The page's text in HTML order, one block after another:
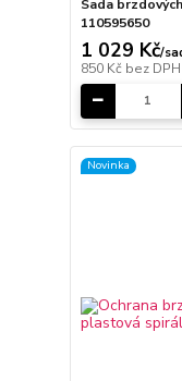
Sada
110595650
1 029 Kč/
850 Kč bez DPH
Novinka